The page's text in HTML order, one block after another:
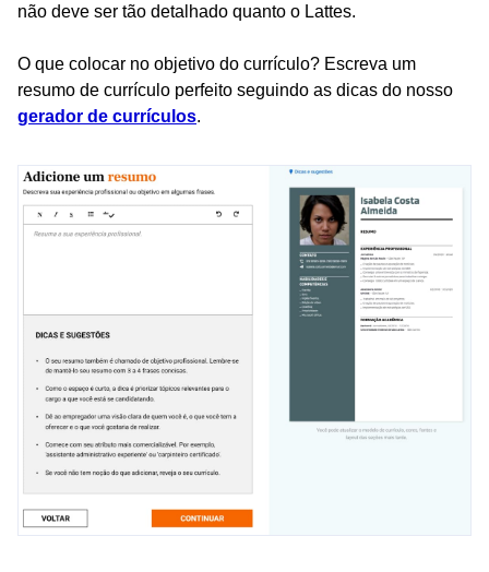
não deve ser tão detalhado quanto o Lattes.
O que colocar no objetivo do currículo? Escreva um
resumo de currículo perfeito seguindo as dicas do nosso
gerador de currículos.